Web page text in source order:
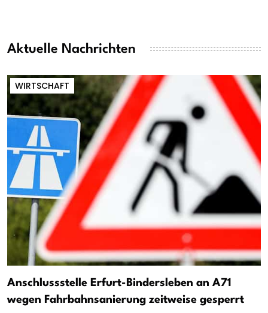
Aktuelle Nachrichten
WIRTSCHAFT
Anschlussstelle Erfurt-Bindersleben an A71
wegen Fahrbahnsanierung zeitweise gesperrt